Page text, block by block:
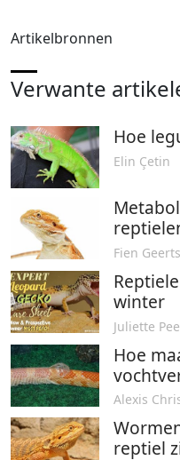
Artikelbronnen
Verwante
Hoe
Elin Çetin
Fien Geerts
winter
Juliette
Hoe
Alexis
reptiel